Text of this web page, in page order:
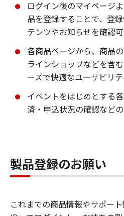
ログイン後のマイページ
品を登録することで、登
テンツやお知らせを確認
各商品ページから、商品
ラインショップなどを含
ーズで快適なユーザビリ
イベントをはじめとする
済・申込状況の確認など
製品登録のお願い
これまでの商品情報やサポー